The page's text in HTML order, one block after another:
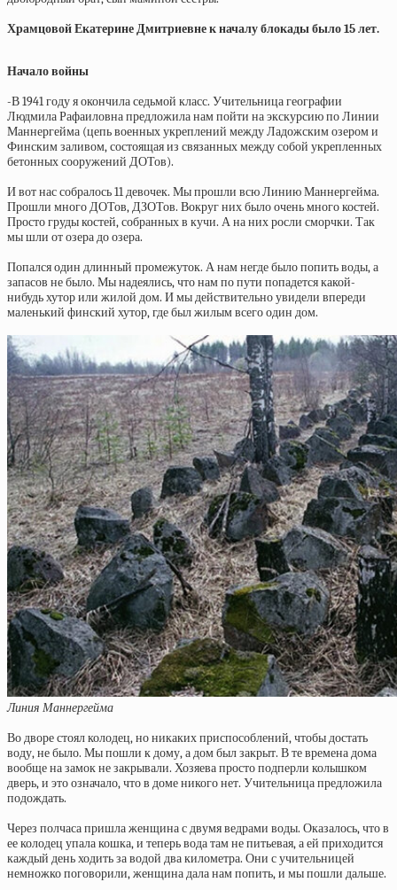
Храмцовой Екатерине Дмитриевне к началу блокады было 15 лет.
Начало войны
-В 1941 году я окончила седьмой класс. Учительница географии
Людмила Рафаиловна предложила нам пойти на экскурсию по Линии
Маннергейма (цепь военных укреплений между Ладожским озером и
Финским заливом, состоящая из связанных между собой укрепленных
бетонных сооружений ДОТов).
И вот нас собралось 11 девочек. Мы прошли всю Линию Маннергейма.
Прошли много ДОТов, ДЗОТов. Вокруг них было очень много костей.
Просто груды костей, собранных в кучи. А на них росли сморчки. Так
мы шли от озера до озера.
Попался один длинный промежуток. А нам негде было попить воды, а
запасов не было. Мы надеялись, что нам по пути попадется какой-
нибудь хутор или жилой дом. И мы действительно увидели впереди
маленький финский хутор, где был жилым всего один дом.
Линия Маннергейма
Во дворе стоял колодец, но никаких приспособлений, чтобы достать
воду, не было. Мы пошли к дому, а дом был закрыт. В те времена дома
вообще на замок не закрывали. Хозяева просто подперли колышком
дверь, и это означало, что в доме никого нет. Учительница предложила
подождать.
Через полчаса пришла женщина с двумя ведрами воды. Оказалось, что в
ее колодец упала кошка, и теперь вода там не питьевая, а ей приходится
каждый день ходить за водой два километра. Они с учительницей
немножко поговорили, женщина дала нам попить, и мы пошли дальше.